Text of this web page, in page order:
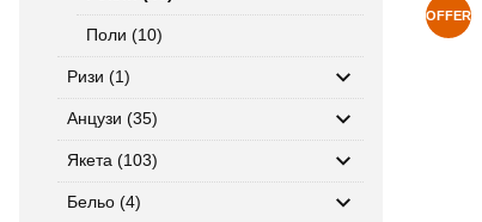
Поли (10)
Ризи (1)
Анцузи (35)
Якета (103)
Бельо (4)
OFFER